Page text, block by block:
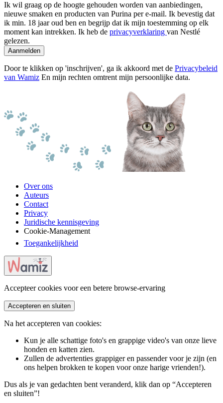
Ik wil graag op de hoogte gehouden worden van aanbiedingen,
nieuwe smaken en producten van Purina per e-mail. Ik bevestig dat
ik min. 18 jaar oud ben en begrijp dat ik mijn toestemming op elk
moment kan intrekken. Ik heb de privacyverklaring van Nestlé
gelezen.
Aanmelden
Door te klikken op 'inschrijven', ga ik akkoord met de Privacybeleid
van Wamiz En mijn rechten omtrent mijn persoonlijke data.
Over ons
Auteurs
Contact
Privacy
Juridische kennisgeving
Cookie-Management
Toegankelijkheid
Accepteer cookies voor een betere browse-ervaring
Accepteren en sluiten
Na het accepteren van cookies:
Kun je alle schattige foto's en grappige video's van onze lieve
honden en katten zien.
Zullen de advertenties grappiger en passender voor je zijn (en
ons helpen brokken te kopen voor onze harige vrienden!).
Dus als je van gedachten bent veranderd, klik dan op “Accepteren
en sluiten”!